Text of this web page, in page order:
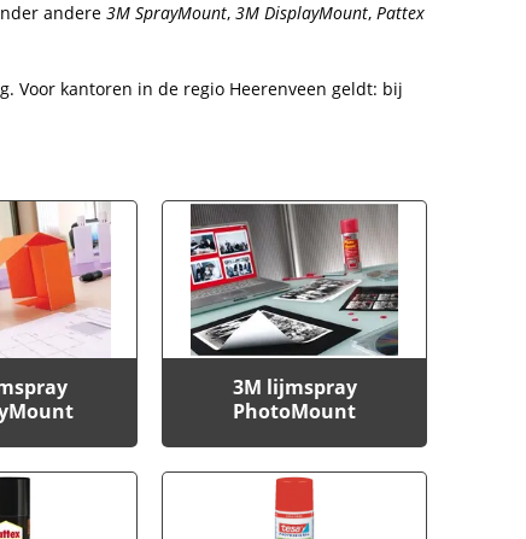
andere 3M SprayMount, 3M DisplayMount, Pattex
Voor kantoren in de regio Heerenveen geldt: bij
3M lijmspray
PhotoMount